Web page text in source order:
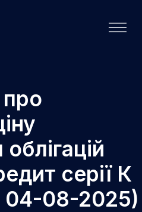
про
серії К
04-08-2025)